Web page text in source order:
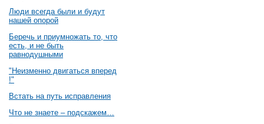
Люди всегда были и будут
нашей опорой
Беречь и приумножать то, что
есть, и не быть
равнодушными
"Неизменно двигаться вперед
!"
Встать на путь исправления
Что не знаете – подскажем…